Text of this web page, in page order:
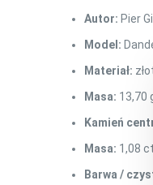
Autor: Pier
Model:
Materiał:
Masa: 13,70
Kamień
Masa: 1,08 ct
Barwa /